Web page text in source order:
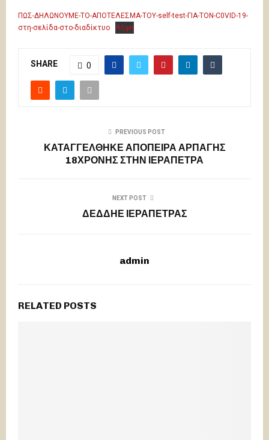
ΠΩΣ-ΔΗΛΩΝΟΥΜΕ-ΤΟ-ΑΠΟΤΕΛΕΣΜΑ-ΤΟΥ-self-test-ΓΙΑ-ΤΟΝ-C0VID-19-
στη-σελίδα-στο-διαδίκτυο
Λήψη
SHARE 0
PREVIOUS POST
ΚΑΤΑΓΓΕΛΘΗΚΕ ΑΠΟΠΕΙΡΑ ΑΡΠΑΓΗΣ
18ΧΡΟΝΗΣ ΣΤΗΝ ΙΕΡΑΠΕΤΡΑ
NEXT POST
ΔΕΔΔΗΕ ΙΕΡΑΠΕΤΡΑΣ
admin
RELATED POSTS